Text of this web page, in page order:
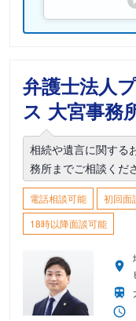
弁護士法人
ス 大宮事務
相続や遺言に関する
務所までご相談くだ
電話相談可能 初回面
18時以降面談可能